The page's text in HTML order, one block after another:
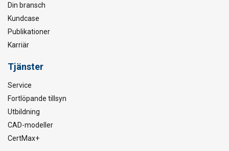
Din bransch
Kundcase
Publikationer
Karriär
Tjänster
Service
Fortlöpande tillsyn
Utbildning
CAD-modeller
CertMax+